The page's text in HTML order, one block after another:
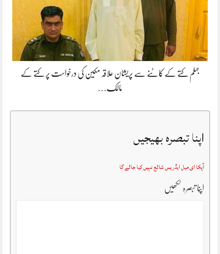
جہلم کتے کے کاٹنے سے پریشان علاقہ مکین کی درخواست پر کتے کے
مالک…
اپنا تبصرہ بھیجیں
آپکا ای میل ایڈریس شائع نہیں کیا جائے گا
اپنا تبصرہ لکھیں